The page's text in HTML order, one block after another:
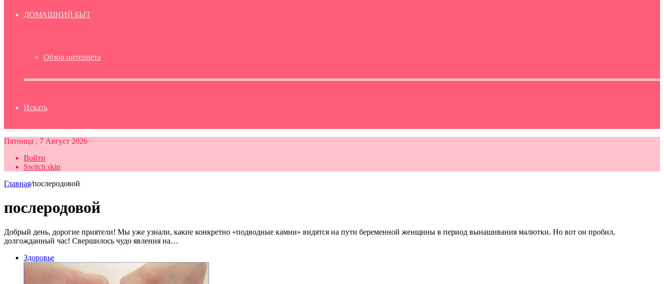
ДОМАШНИЙ БЫТ
Обзор интернета
Искать
Пятница , 7 Август 2026
Войти
Switch skin
Главная/послеродовой
послеродовой
Добрый день, дорогие приятели! Мы уже узнали, какие конкретно «подводные камни» видятся на пути беременной женщины в период вынашивания малютки. Но вот он пробил,
долгожданный час! Свершилось чудо явления на…
Здоровье